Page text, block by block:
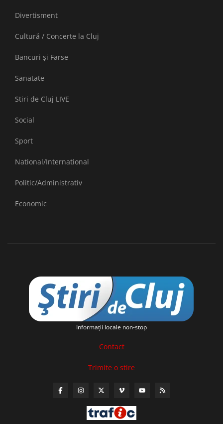
Divertisment
Cultură / Concerte la Cluj
Bancuri și Farse
Sanatate
Stiri de Cluj LIVE
Social
Sport
National/International
Politic/Administrativ
Economic
Informaţii locale non-stop
Contact
Trimite o stire